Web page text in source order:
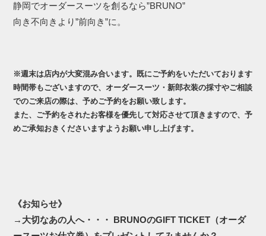
静岡でオーダースーツを創るなら”BRUNO”
向き不向きより”前向き”に。
※週末は店内が大変混み合います。既にご予約をいただいております
時間帯もございますので、オーダースーツ・新郎衣装の採寸やご相談
でのご来店の際は、予めご予約をお願い致します。
また、ご予約をされたお客様を優先して対応させて頂きますので、予
めご承知おきくださいますようお願い申し上げます。
《お知らせ》
→ 大切なあの人へ・・・ BRUNOのGIFT TICKET（オーダ